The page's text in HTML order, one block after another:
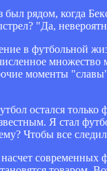
рядом, когда
"Да,
в футбольной
моменты
остался
Я стал
Чтобы все
современных